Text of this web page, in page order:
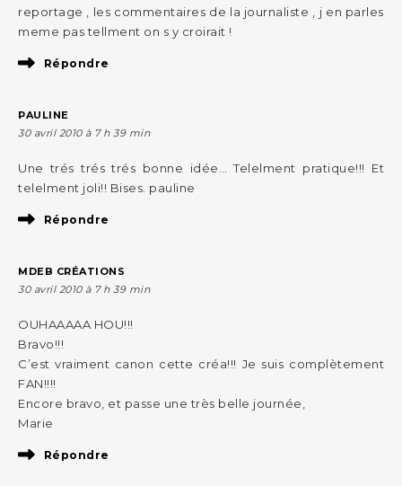
reportage , les commentaires de la journaliste , j en parles
meme pas tellment on s y croirait !
Répondre
PAULINE
30 avril 2010 à 7 h 39 min
Une trés trés trés bonne idée… Telelment pratique!!! Et
telelment joli!! Bises. pauline
Répondre
MDEB CRÉATIONS
30 avril 2010 à 7 h 39 min
OUHAAAAA HOU!!!
Bravo!!!
C’est vraiment canon cette créa!!! Je suis complètement
FAN!!!!
Encore bravo, et passe une très belle journée,
Marie
Répondre